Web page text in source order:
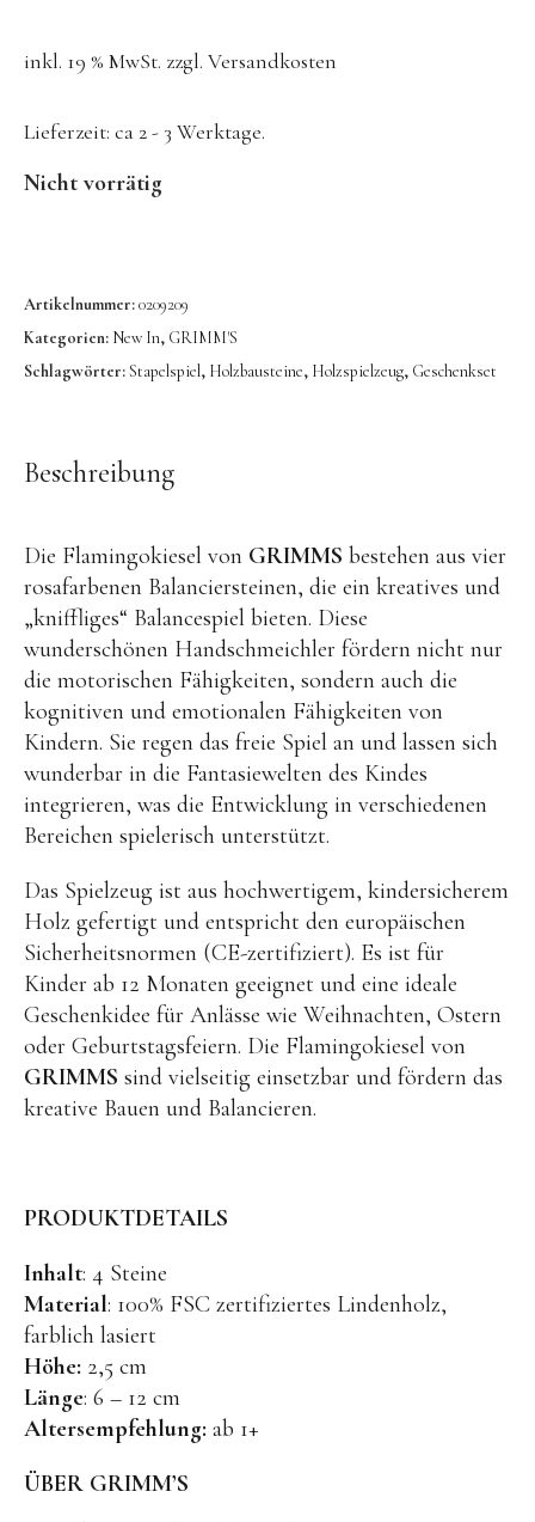
Kunst & Form
Lovi | Wooden Creations
MIMI’lou | Wanddeko
MINI KYOMO | Kinderuhren
OYOY living
OVO things | Kerzenhalter
PLÜKT | Tees
Sköna Ting | Papeterie
studio ROOF | Bastel-Sets
YEYE Sonnenbrillen für Kinder
Telmas Botanica | Kerzen
the Munio | Duftkerzen & Seifen
TILDA Puppen
Spielen
Basteln & Experimente
Bücher
Kuscheltiere
GRIMM’S
filipok Holzspielzeuge
RADUGA GREZ
inkl. 19 % MwSt. zzgl. Versandkosten
Lieferzeit: ca 2 - 3 Werktage.
Nicht vorrätig
Artikelnummer:0209209
Kategorien: New In, GRIMM'S
Schlagwörter:Stapelspiel, Holzbausteine, Holzspielzeug, Geschenkset
Beschreibung
Die Flamingokiesel von GRIMMS bestehen aus vier
rosafarbenen Balanciersteinen, die ein kreatives und
„kniffliges“ Balancespiel bieten. Diese
wunderschönen Handschmeichler fördern nicht nur
die motorischen Fähigkeiten, sondern auch die
kognitiven und emotionalen Fähigkeiten von
Kindern. Sie regen das freie Spiel an und lassen sich
wunderbar in die Fantasiewelten des Kindes
integrieren, was die Entwicklung in verschiedenen
Bereichen spielerisch unterstützt.
Das Spielzeug ist aus hochwertigem, kindersicherem
Holz gefertigt und entspricht den europäischen
Sicherheitsnormen (CE-zertifiziert). Es ist für
Kinder ab 12 Monaten geeignet und eine ideale
Geschenkidee für Anlässe wie Weihnachten, Ostern
oder Geburtstagsfeiern. Die Flamingokiesel von
GRIMMS sind vielseitig einsetzbar und fördern das
kreative Bauen und Balancieren.
PRODUKTDETAILS
Inhalt: 4 Steine
Material: 100% FSC zertifiziertes Lindenholz,
farblich lasiert
Höhe: 2,5 cm
Länge: 6 – 12 cm
Altersempfehlung: ab 1+
ÜBER GRIMM’S